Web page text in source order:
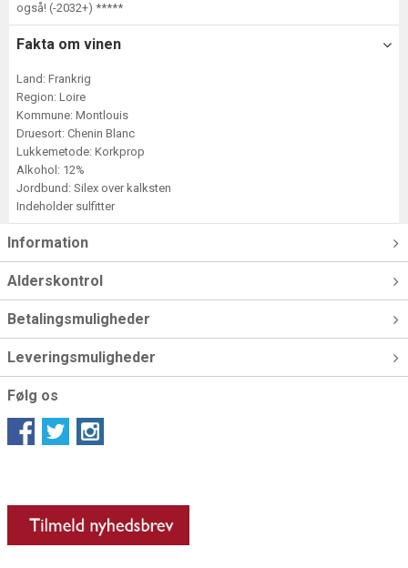
også! (-2032+) *****
Fakta om vinen
Land: Frankrig
Region: Loire
Kommune: Montlouis
Druesort: Chenin Blanc
Lukkemetode: Korkprop
Alkohol: 12%
Jordbund: Silex over kalksten
Indeholder sulfitter
Information
Alderskontrol
Betalingsmuligheder
Leveringsmuligheder
Følg os